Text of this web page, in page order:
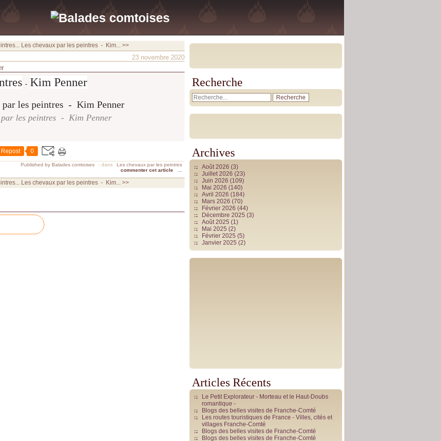
Les chevaux par les peintres - Kim... >>
23 novembre 2020
- Kim Penner
par les peintres - Kim Penner
Repost 0
Published by Balades comtoises - dans
Les chevaux par les peintres
commenter cet article
Les chevaux par les peintres - Kim... >>
Recherche
Archives
Août 2026 (3)
Juillet 2026 (23)
Juin 2026 (109)
Mai 2026 (140)
Avril 2026 (184)
Mars 2026 (70)
Février 2026 (44)
Décembre 2025 (3)
Août 2025 (1)
Mai 2025 (2)
Février 2025 (5)
Janvier 2025 (2)
Articles Récents
Le Petit Explorateur - Morteau et le Haut-Doubs
romantique -
Blogs des belles visites de Franche-Comté
Les routes touristiques de France - Villes, cités et
villages Franche-Comté
Blogs des belles visites de Franche-Comté
Blogs des belles visites de Franche-Comté